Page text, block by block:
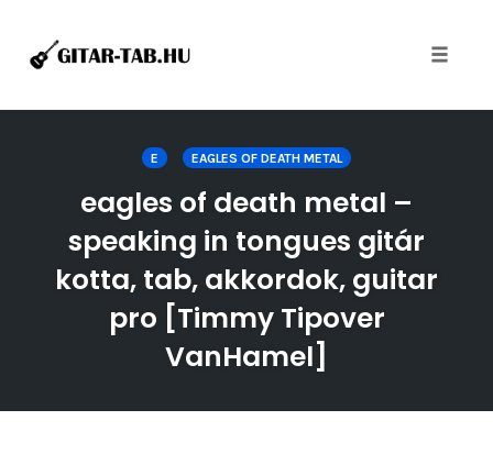
E EAGLES OF DEATH METAL
eagles of death metal –
speaking in tongues gitár
kotta, tab, akkordok, guitar
pro [Timmy Tipover
VanHamel]